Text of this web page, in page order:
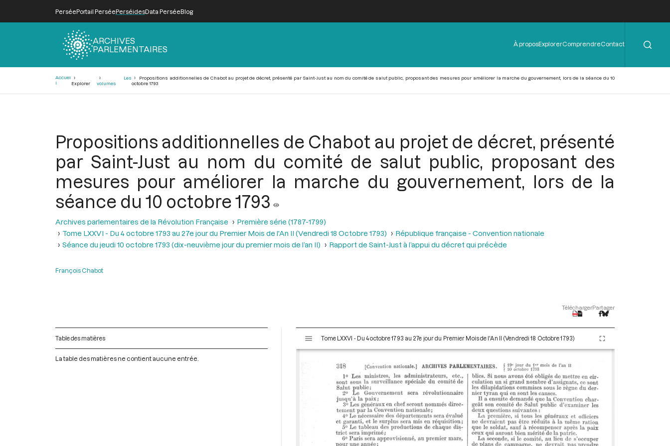
PerséePortail PerséePerséidesData PerséeBlog
ARCHIVES
PARLEMENTAIRES
Menu
de
À proposExplorerComprendreContact
Accuei
l
Explorer
Les
volumes
Propositions additionnelles de Chabot au projet de décret, présenté par Saint-Just au nom du comité de salut public, proposant des mesures pour améliorer la marche du gouvernement, lors de la séance du 10
octobre 1793
Propositions additionnelles de Chabot au projet de décret, présenté
par Saint-Just au nom du comité de salut public, proposant des
mesures pour améliorer la marche du gouvernement, lors de la
séance du 10 octobre 1793
Archives parlementaires de la Révolution Française
Première série (1787-1799)
Tome LXXVI - Du 4 octobre 1793 au 27e jour du Premier Mois de l'An II (Vendredi 18 Octobre 1793)
République française - Convention nationale
Séance du jeudi 10 octobre 1793 (dix-neuvième jour du premier mois de l’an II)
Rapport de Saint-Just à l’appui du décret qui précède
François Chabot
TéléchargerPartager
Table des matières
La table des matières ne contient aucune entrée.
s
Tome LXXVI - Du 4 octobre 1793 au 27e jour du Premier Mois de l'An II (Vendredi 18 Octobre 1793)